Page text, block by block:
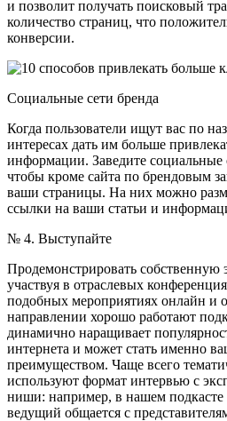
и позволит получать поисковый
количество страниц, что
конверсии.
Социальные сети бренда
Когда пользователи ищут вас по
интересах дать им больше
информации. Заведите социальные
чтобы кроме сайта по брендовым
ваши страницы. На них можно
ссылки на ваши статьи и
№ 4. Выступайте
Продемонстрировать собственную
участвуя в отраслевых
подобных мероприятиях онлайн и
направлении хорошо работают
динамично наращивает
интернета и может стать именно
преимуществом. Чаще всего
используют формат интервью с
ниши: например, в нашем подкасте
ведущий общается с